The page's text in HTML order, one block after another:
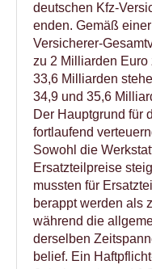
deutschen Kfz-
enden. Gemäß
Versicherer-
zu 2 Milliarden Euro
33,6 Milliarden
34,9 und 35,6
Der Hauptgrund für
fortlaufend
Sowohl die
Ersatzteilpreise
mussten für
berappt werden als
während die
derselben
belief. Ein